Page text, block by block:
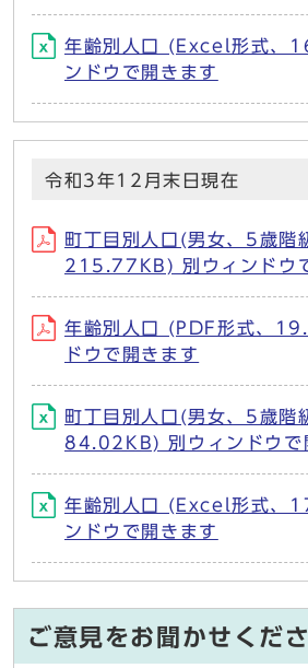
年齢別人口 (Excel形式、
ンドウで開きます
令和3年12月末日現在
町丁目別人口(男女、5歳階
215.77KB) 別ウィンドウ
年齢別人口 (PDF形式、
ドウで開きます
町丁目別人口(男女、5歳階
84.02KB) 別ウィンドウで
年齢別人口 (Excel形式、
ンドウで開きます
ご意見をお聞かせくだ